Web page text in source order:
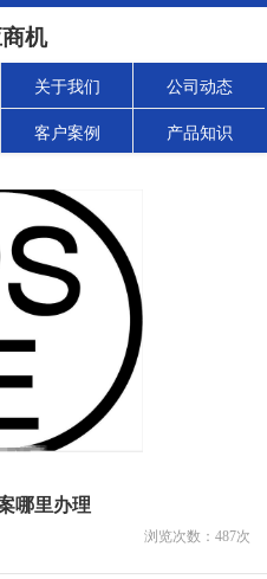
机
关于我们 公司动态
客户案例 产品知识
哪里办理
浏览次数： 487次